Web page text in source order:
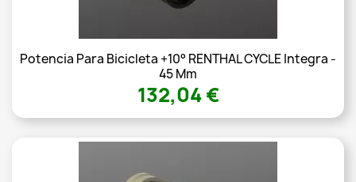
Potencia Para Bicicleta +10° RENTHAL CYCLE Integra -
45 Mm
132,04 €